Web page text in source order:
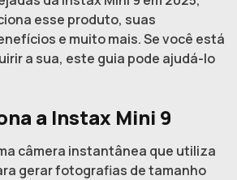
esse produto, suas
e muito mais. Se você está
a sua, este guia pode ajudá-lo
a Instax Mini 9
câmera instantânea que utiliza
gerar fotografias de tamanho